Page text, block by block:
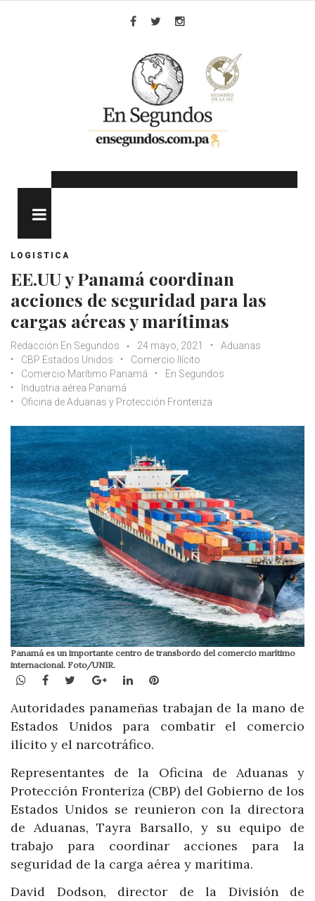
LOGISTICA
EE.UU y Panamá coordinan
acciones de seguridad para las
cargas aéreas y marítimas
Redacción En Segundos 24 mayo, 2021
Aduanas
CBP Estados Unidos
Comercio Ilícito
Comercio Marítimo Panamá
En Segundos
Industria aérea Panamá
Oficina de Aduanas y Protección Fronteriza
Panamá es un importante centro de transbordo del comercio marítimo
internacional. Foto/UNIR.
WhatsApp
Facebook
TwitterGoogle+LinkedInPinterest
Autoridades panameñas trabajan de la mano de
Estados Unidos para combatir el comercio
ilícito y el narcotráfico.
Representantes de la Oficina de Aduanas y
Protección Fronteriza (CBP) del Gobierno de los
Estados Unidos se reunieron con la directora
de Aduanas, Tayra Barsallo, y su equipo de
trabajo para coordinar acciones para la
seguridad de la carga aérea y marítima.
David Dodson, director de la División de